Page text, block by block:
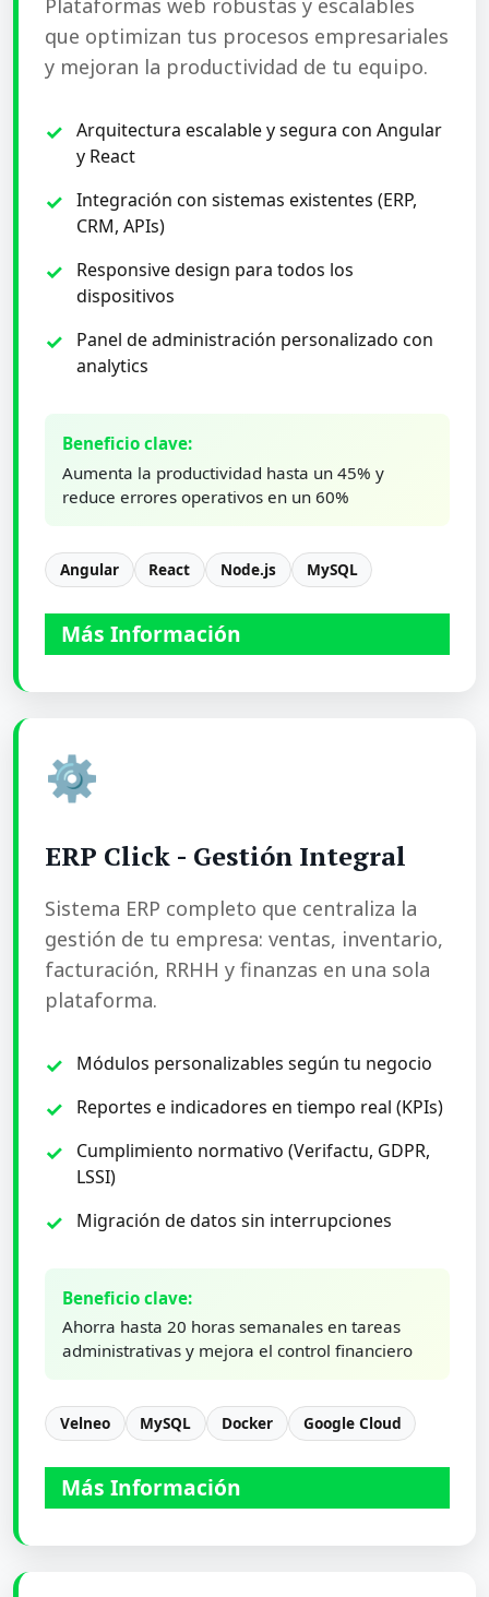
Plataformas web robustas y escalables
que optimizan tus procesos empresariales
y mejoran la productividad de tu equipo.
Arquitectura escalable y segura con Angular
y React
Integración con sistemas existentes (ERP,
CRM, APIs)
Responsive design para todos los
dispositivos
Panel de administración personalizado con
analytics
Beneficio clave:
Aumenta la productividad hasta un 45% y
reduce errores operativos en un 60%
Angular React Node.js MySQL
Más Información
⚙️
ERP Click - Gestión Integral
Sistema ERP completo que centraliza la
gestión de tu empresa: ventas, inventario,
facturación, RRHH y finanzas en una sola
plataforma.
Módulos personalizables según tu negocio
Reportes e indicadores en tiempo real (KPIs)
Cumplimiento normativo (Verifactu, GDPR,
LSSI)
Migración de datos sin interrupciones
Beneficio clave:
Ahorra hasta 20 horas semanales en tareas
administrativas y mejora el control financiero
Velneo MySQL Docker Google Cloud
Más Información